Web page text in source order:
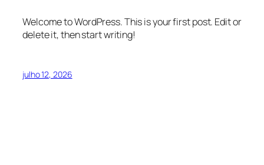
Welcome to WordPress. This is your first post. Edit or
delete it, then start writing!
julho 12, 2026